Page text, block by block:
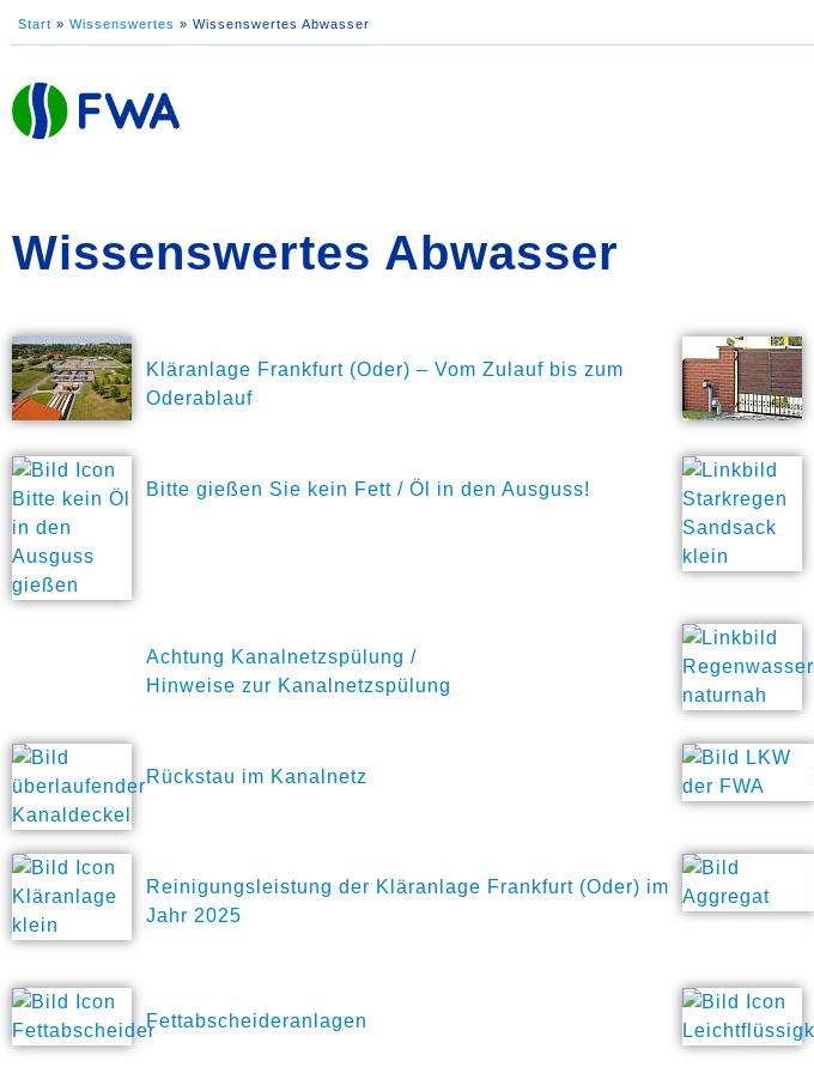
Start » Wissenswertes » Wissenswertes Abwasser
Wissenswertes Abwasser
Kläranlage Frankfurt (Oder) – Vom Zulauf bis zum
Oderablauf
Bitte gießen Sie kein Fett / Öl in den Ausguss!
Achtung Kanalnetzspülung /
Hinweise zur Kanalnetzspülung
Rückstau im Kanalnetz
Reinigungsleistung der Kläranlage Frankfurt (Oder) im
Jahr 2025
Fettabscheideranlagen